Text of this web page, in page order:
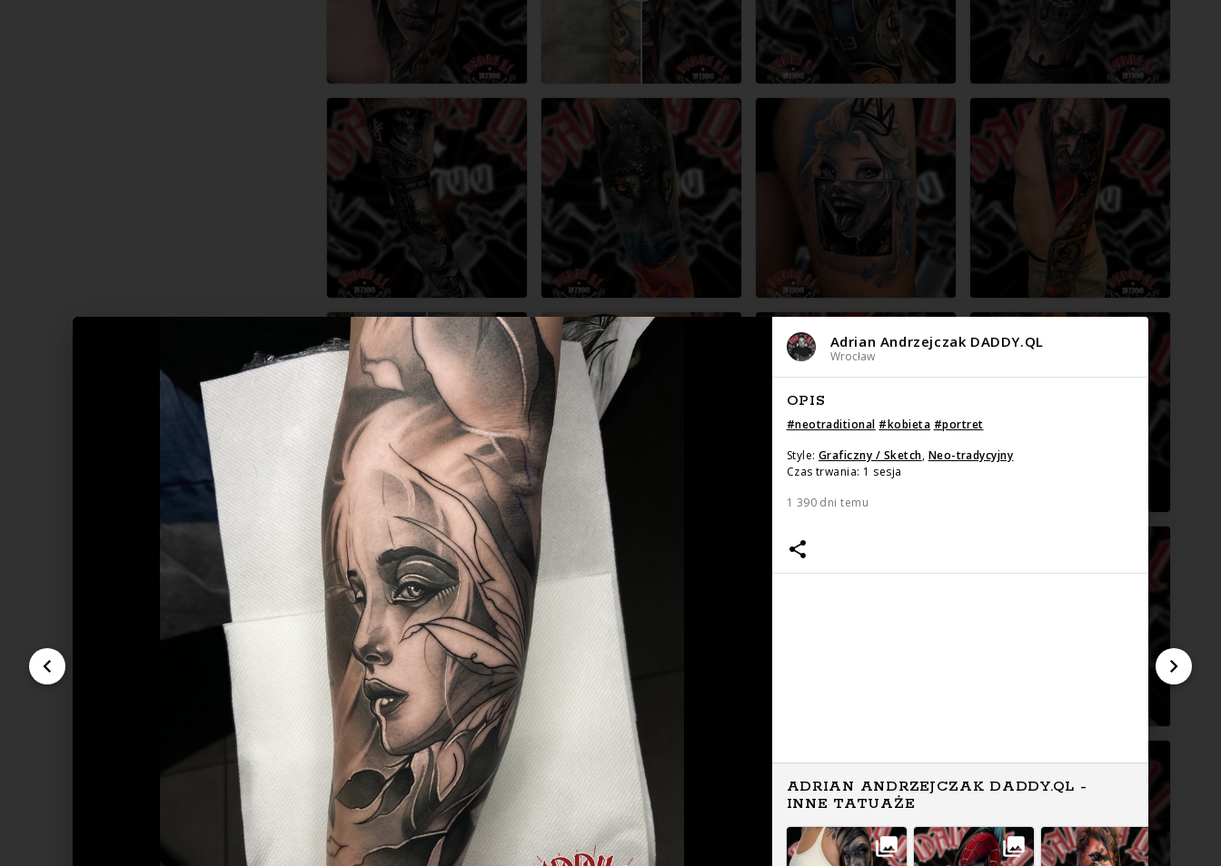
Adrian Andrzejczak DADDY.QL
Wrocław
OPIS
#neotraditional #kobieta #portret
Style: Graficzny / Sketch, Neo-tradycyjny
Czas trwania: 1 sesja
1 390 dni temu
ADRIAN ANDRZEJCZAK DADDY.QL -
INNE TATUAŻE